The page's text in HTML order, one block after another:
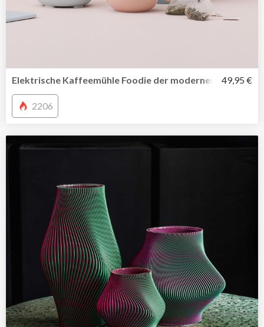
Elektrische Kaffeemühle Foodie der modernen Rig-Tig
49,95 €
2206